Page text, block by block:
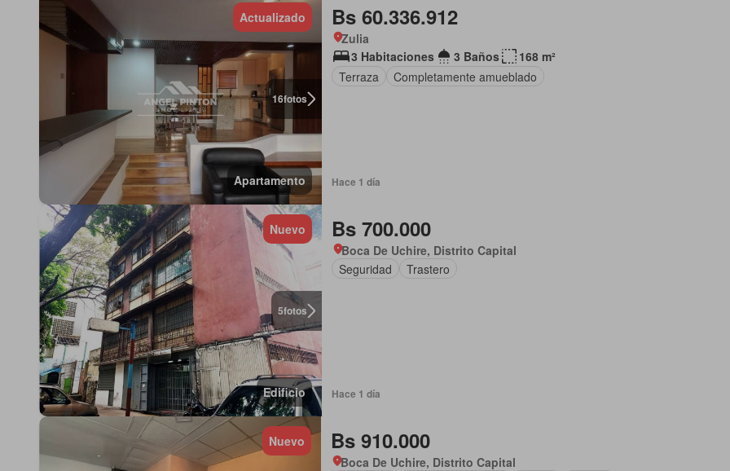
16fotos
Actualizado
Apartamento
Bs 60.336.912
Zulia
3 Habitaciones
3 Baños
168 m²
Terraza
Completamente amueblado
Hace 1 día
5fotos
Nuevo
Edificio
Bs 700.000
Boca De Uchire, Distrito Capital
Seguridad
Trastero
Hace 1 día
Nuevo Bs 910.000
Boca De Uchire, Distrito Capital